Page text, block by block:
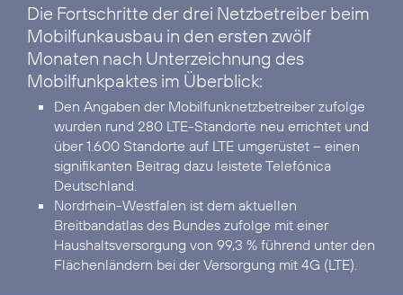
Die Fortschritte der drei Netzbetreiber beim
Mobilfunkausbau in den ersten zwölf
Monaten nach Unterzeichnung des
Mobilfunkpaktes im Überblick:
Den Angaben der Mobilfunknetzbetreiber zufolge
wurden rund 280 LTE-Standorte neu errichtet und
über 1.600 Standorte auf LTE umgerüstet – einen
signifikanten Beitrag dazu leistete Telefónica
Deutschland.
Nordrhein-Westfalen ist dem aktuellen
Breitbandatlas des Bundes zufolge mit einer
Haushaltsversorgung von 99,3 % führend unter den
Flächenländern bei der Versorgung mit 4G (LTE).